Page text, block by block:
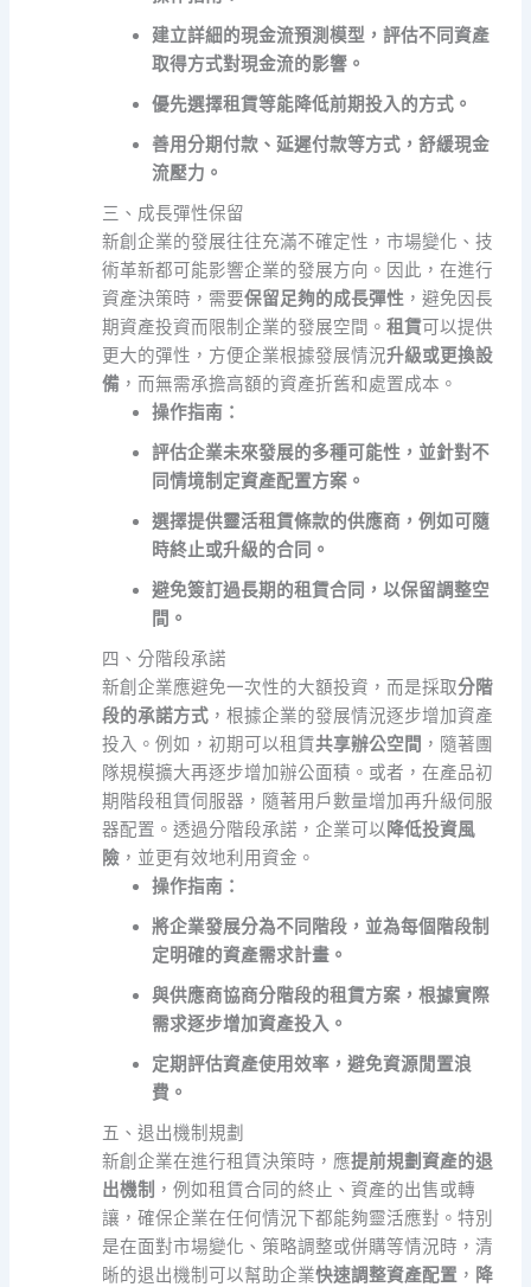
建立詳細的現金流預測模型，評估不同資產
取得方式對現金流的影響。
優先選擇租賃等能降低前期投入的方式。
善用分期付款、延遲付款等方式，舒緩現金
流壓力。
三、成長彈性保留
新創企業的發展往往充滿不確定性，市場變化、技
術革新都可能影響企業的發展方向。因此，在進行
資產決策時，需要保留足夠的成長彈性 ，避免因長
期資產投資而限制企業的發展空間。租賃可以提供
更大的彈性，方便企業根據發展情況升級或更換設
備 ，而無需承擔高額的資產折舊和處置成本。
操作指南：
評估企業未來發展的多種可能性，並針對不
同情境制定資產配置方案。
選擇提供靈活租賃條款的供應商，例如可隨
時終止或升級的合同。
避免簽訂過長期的租賃合同，以保留調整空
間。
四、分階段承諾
新創企業應避免一次性的大額投資，而是採取分階
段的承諾方式 ，根據企業的發展情況逐步增加資產
投入。例如，初期可以租賃共享辦公空間 ，隨著團
隊規模擴大再逐步增加辦公面積。或者，在產品初
期階段租賃伺服器，隨著用戶數量增加再升級伺服
器配置。透過分階段承諾，企業可以 降低投資風
險 ，並更有效地利用資金。
操作指南：
將企業發展分為不同階段，並為每個階段制
定明確的資產需求計畫。
與供應商協商分階段的租賃方案，根據實際
需求逐步增加資產投入。
定期評估資產使用效率，避免資源閒置浪
費。
五、退出機制規劃
新創企業在進行租賃決策時，應提前規劃資產的退
出機制 ，例如租賃合同的終止、資產的出售或轉
讓，確保企業在任何情況下都能夠靈活應對。特別
是在面對市場變化、策略調整或併購等情況時，清
晰的退出機制可以幫助企業快速調整資產配置 ， 降